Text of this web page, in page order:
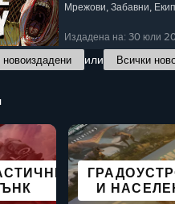
Мрежови, Забавни,
Издадена на: 30 юли
или Всички
И
STEAM